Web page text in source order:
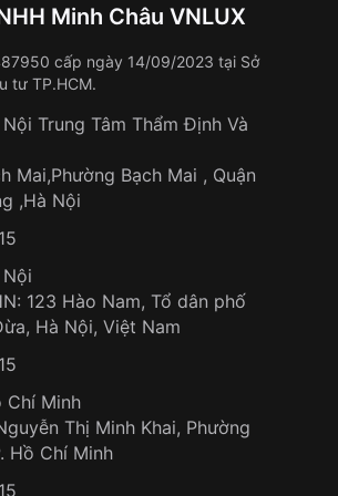
Minh Châu VNLUX
cấp ngày 14/09/2023 tại Sở
tư TP.HCM.
Trung Tâm Thẩm Định Và
Mai,Phường Bạch Mai , Quận
,Hà Nội
123 Hào Nam, Tổ dân phố
Hà Nội, Việt Nam
Chí Minh
Thị Minh Khai, Phường
Hồ Chí Minh